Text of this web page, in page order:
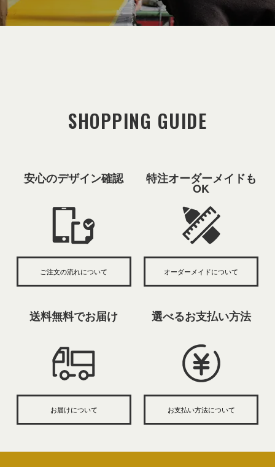
SHOPPING GUIDE
安心のデザイン確認
ご注文の流れについて
特注オーダーメイドも
OK
オーダーメイドについて
送料無料でお届け
お届けについて
選べるお支払い方法
お支払い方法について